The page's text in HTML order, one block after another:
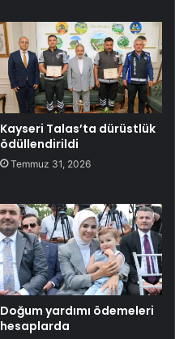
Kayseri Talas’ta dürüstlük
ödüllendirildi
Temmuz 31, 2026
Doğum yardımı ödemeleri
hesaplarda